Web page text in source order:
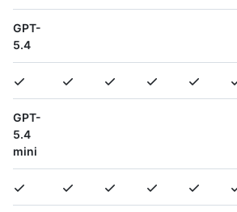
GPT-
5.4
GPT-
5.4
mini